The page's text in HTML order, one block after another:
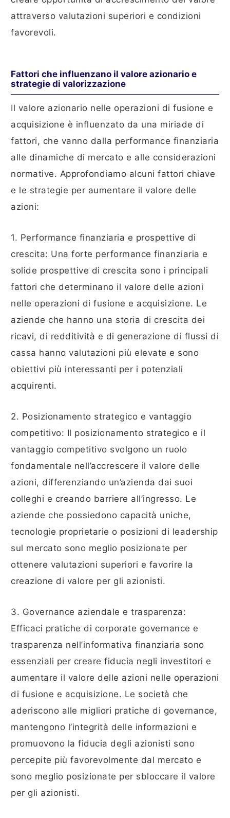
attraverso valutazioni superiori e condizioni
favorevoli.
Fattori che influenzano il valore azionario e
strategie di valorizzazione
Il valore azionario nelle operazioni di fusione e
acquisizione è influenzato da una miriade di
fattori, che vanno dalla performance finanziaria
alle dinamiche di mercato e alle considerazioni
normative. Approfondiamo alcuni fattori chiave
e le strategie per aumentare il valore delle
azioni:
1. Performance finanziaria e prospettive di
crescita: Una forte performance finanziaria e
solide prospettive di crescita sono i principali
fattori che determinano il valore delle azioni
nelle operazioni di fusione e acquisizione. Le
aziende che hanno una storia di crescita dei
ricavi, di redditività e di generazione di flussi di
cassa hanno valutazioni più elevate e sono
obiettivi più interessanti per i potenziali
acquirenti.
2. Posizionamento strategico e vantaggio
competitivo: Il posizionamento strategico e il
vantaggio competitivo svolgono un ruolo
fondamentale nell’accrescere il valore delle
azioni, differenziando un’azienda dai suoi
colleghi e creando barriere all’ingresso. Le
aziende che possiedono capacità uniche,
tecnologie proprietarie o posizioni di leadership
sul mercato sono meglio posizionate per
ottenere valutazioni superiori e favorire la
creazione di valore per gli azionisti.
3. Governance aziendale e trasparenza:
Efficaci pratiche di corporate governance e
trasparenza nell’informativa finanziaria sono
essenziali per creare fiducia negli investitori e
aumentare il valore delle azioni nelle operazioni
di fusione e acquisizione. Le società che
aderiscono alle migliori pratiche di governance,
mantengono l’integrità delle informazioni e
promuovono la fiducia degli azionisti sono
percepite più favorevolmente dal mercato e
sono meglio posizionate per sbloccare il valore
per gli azionisti.